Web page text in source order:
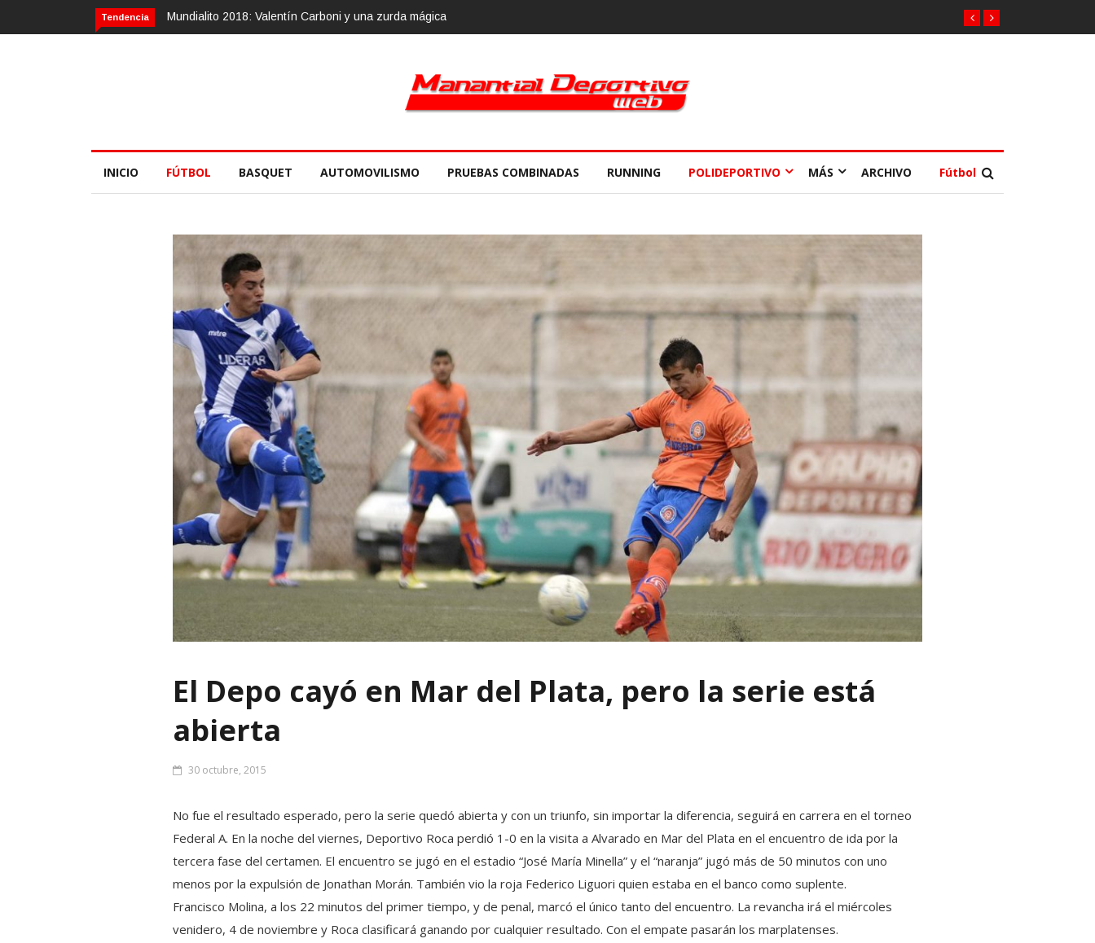
Tendencia
Carboni y una zurda mágicaCalvario Race 2018, 10 de noviembre
INICIO FÚTBOL BASQUET AUTOMOVILISMO PRUEBAS COMBINADAS RUNNING POLIDEPORTIVO MÁS ARCHIVO Fútbol
El Depo cayó en Mar del Plata, pero la serie está
abierta
30 octubre, 2015
No fue el resultado esperado, pero la serie quedó abierta y con un triunfo, sin importar la diferencia, seguirá en carrera en el torneo
Federal A. En la noche del viernes, Deportivo Roca perdió 1-0 en la visita a Alvarado en Mar del Plata en el encuentro de ida por la
tercera fase del certamen. El encuentro se jugó en el estadio “José María Minella” y el “naranja” jugó más de 50 minutos con uno
menos por la expulsión de Jonathan Morán. También vio la roja Federico Liguori quien estaba en el banco como suplente.
Francisco Molina, a los 22 minutos del primer tiempo, y de penal, marcó el único tanto del encuentro. La revancha irá el miércoles
venidero, 4 de noviembre y Roca clasificará ganando por cualquier resultado. Con el empate pasarán los marplatenses.